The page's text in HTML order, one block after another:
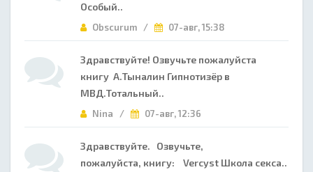
Особый..
Obscurum / 07-авг, 15:38
Здравствуйте! Озвучьте пожалуйста
книгу А.Тыналин Гипнотизёр в
МВД.Тотальный..
Nina / 07-авг, 12:36
Здравствуйте. Озвучьте,
пожалуйста, книгу: Vercyst Школа секса..